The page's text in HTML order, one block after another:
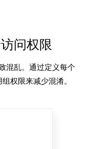
问权限
混乱。通过定义每个
权限来减少混淆。